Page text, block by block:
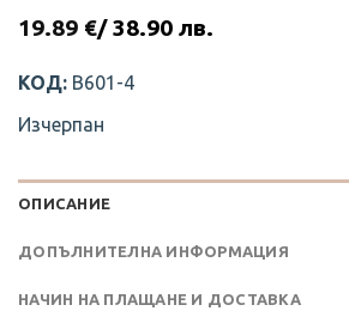
19.89 €/ 38.90 лв.
КОД: В601-4
Изчерпан
ОПИСАНИЕ
ДОПЪЛНИТЕЛНА ИНФОРМАЦИЯ
НАЧИН НА ПЛАЩАНЕ И ДОСТАВКА